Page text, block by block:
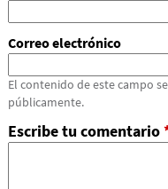
Correo electrónico
El contenido de este campo
públicamente.
Escribe tu comentario